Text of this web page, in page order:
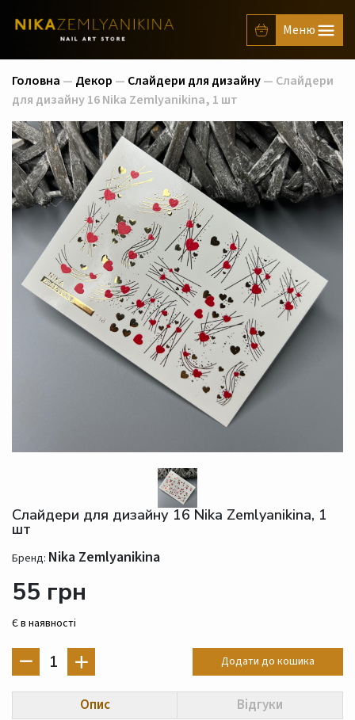
Головна — Декор — Слайдери для дизайну— Слайдери
для дизайну 16 Nika Zemlyanikina, 1 шт
Слайдери для дизайну 16 Nika Zemlyanikina, 1
шт
Бренд: Nika Zemlyanikina
55 грн
Є в наявності
1 Додати до кошика
Опис Відгуки